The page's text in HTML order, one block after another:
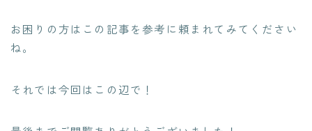
お困りの方はこの記事を参考に頼まれてみてください
ね。
それでは今回はこの辺で！